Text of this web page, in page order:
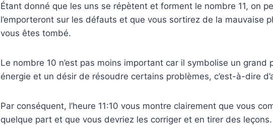
Étant donné que les uns se répètent et forment le nombre 11, on
l’emporteront sur les défauts et que vous sortirez de la mauvaise
vous êtes tombé.
Le nombre 10 n’est pas moins important car il symbolise un grand
énergie et un désir de résoudre certains problèmes, c’est-à-dire
Par conséquent, l’heure 11:10 vous montre clairement que vous
quelque part et que vous devriez les corriger et en tirer des leçons.